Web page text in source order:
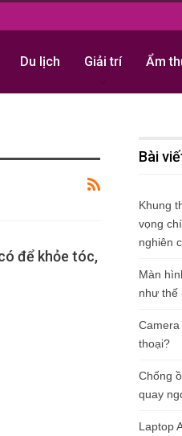
Du lịch Giải trí Ẩm
để khỏe tóc,
Bài
Khung
vọng
nghiên
Màn
như thế
thoại?
Chống
quay
Laptop